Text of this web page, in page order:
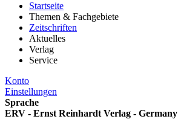
Startseite
Themen & Fachgebiete
Zeitschriften
Aktuelles
Verlag
Service
Konto
Einstellungen
Sprache
ERV - Ernst Reinhardt Verlag - Germany